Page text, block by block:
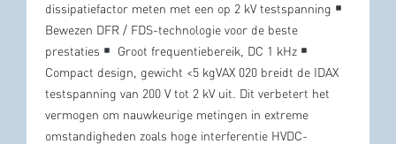
dissipatiefactor meten met een op 2 kV testspanning
Bewezen DFR / FDS-technologie voor de beste
prestaties
Groot frequentiebereik DC 1
kHz
Compact design , gewicht <5 kgVAX 020 breidt de
IDAX
testspanning van 200 V tot 2 kV uit Dit verbetert het
vermogen om nauwkeurige metingen in extreme
omstandigheden zoals hoge interferentie HVDC-